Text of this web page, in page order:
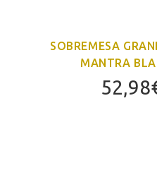
SOBREMESA
MANTRA
52,98